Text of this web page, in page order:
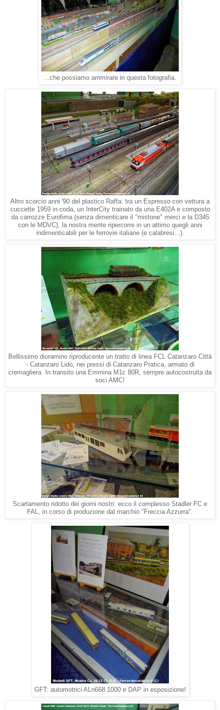
...che possiamo ammirare in questa fotografia.
Altro scorcio anni '90 del plastico Raffa: tra un Espresso con vettura a
cuccette 1959 in coda, un InterCity trainato da una E402A e composto
da carrozze Eurofima (senza dimenticare il "mistone" merci e la D345
con le MDVC), la nostra mente ripercorre in un attimo quegli anni
indimenticabili per le ferrovie italiane (e calabresi...).
Bellissimo dioramino riproducente un tratto di linea FCL Catanzaro Città
- Catanzaro Lido, nei pressi di Catanzaro Pratica, armato di
cremagliera. In transito una Emmina M1c 80R, sempre autocostruita da
soci AMC!
Scartamento ridotto dei giorni nostri: ecco il complesso Stadler FC e
FAL, in corso di produzione dal marchio "Freccia Azzurra".
GFT: automotrici ALn668 1000 e DAP in esposizione!